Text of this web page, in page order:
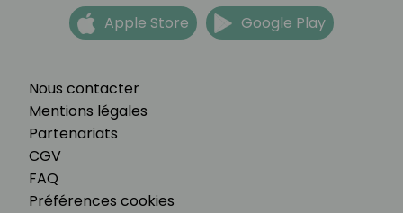
Nous contacter
Mentions légales
Partenariats
CGV
FAQ
Préférences cookies
Apple Store Google Play